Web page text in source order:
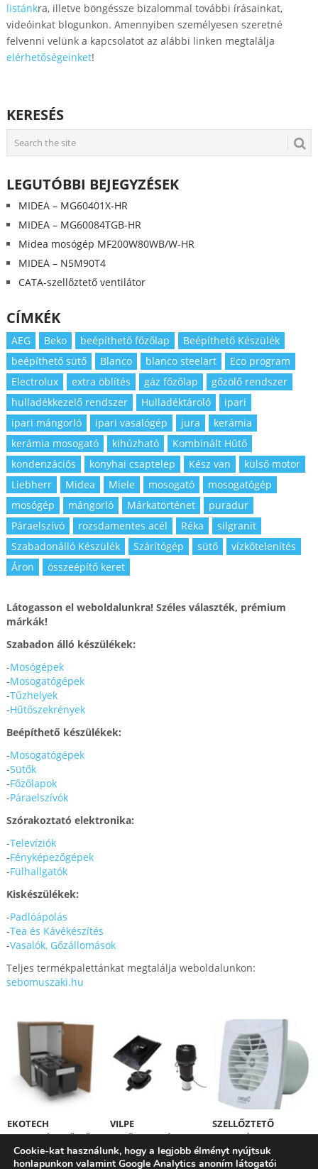
listánkra, illetve böngéssze bizalommal további írásainkat,
videóinkat blogunkon. Amennyiben személyesen szeretné
felvenni velünk a kapcsolatot az alábbi linken megtalálja
elérhetőségeinket!
KERESÉS
LEGUTÓBBI BEJEGYZÉSEK
MIDEA – MG60401X-HR
MIDEA – MG60084TGB-HR
Midea mosógép MF200W80WB/W-HR
MIDEA – N5M90T4
CATA-szellőztető ventilátor
CÍMKÉK
AEG Beko beépíthető főzőlap
Beépíthető Készülék
beépíthető sütő
Blanco blanco steelart
Eco program
Electrolux
extra öblítés gáz főzőlap
gőzölő rendszer
hulladékkezelő rendszer
Hulladéktároló
ipari
ipari mángorló
ipari vasalógép jura
kerámia
kerámia mosogató
kihúzható
Kombinált Hűtő
kondenzációs
konyhai csaptelep Kész van
külső motor
Liebherr
Midea Miele mosogató
mosogatógép
mosógép
mángorló Márkatörténet
puradur
Páraelszívó
rozsdamentes acél Réka
silgranit
Szabadonálló Készülék
Szárítógép sütő
vízkőtelenítés
Áron
összeépítő keret
Látogasson el weboldalunkra! Széles választék, prémium
márkák!
Szabadon álló készülékek:
-Mosógépek
-Mosogatógépek
-Tűzhelyek
-Hűtőszekrények
Beépíthető készülékek:
-Mosogatógépek
-Sütők
-Főzőlapok
-Páraelszívók
Szórakoztató elektronika:
-Televíziók
-Fényképezőgépek
-Fülhallgatók
Kiskészülékek:
-Padlóápolás
-Tea és Kávékészítés
-Vasalók, Gőzállomások
Teljes termékpalettánkat megtalálja weboldalunkon:
sebomuszaki.hu
EKOTECH
HULLADÉKGYŰJTŐK
VILPE
TETŐVENTILÁTOROK
SZELLŐZTETŐ
VENTILÁTORT
VÁSÁROLT ÉS NEM
SZÍV? NEM A
Cookie-kat használunk, hogy a legjobb élményt nyújtsuk
honlapunkon valamint Google Analytics anoním látogatói